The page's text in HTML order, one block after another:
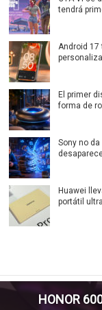
tendrá
Android 17
El primer
forma de
Sony no
Huawei
portátil
HONOR